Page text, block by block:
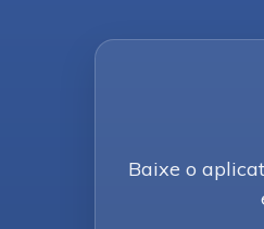
Baixe o